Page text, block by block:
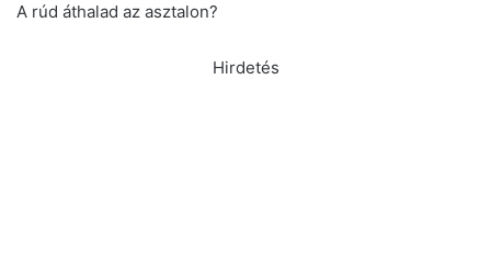
A rúd áthalad az asztalon?
Hirdetés